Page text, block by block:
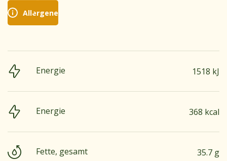
Allergene
Energie 1518 kJ
Energie 368 kcal
Fette, gesamt 35.7 g